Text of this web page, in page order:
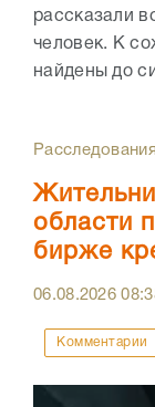
рассказали
человек. К
найдены до
Расследования
области
бирже
06.08.2026
Комментарии